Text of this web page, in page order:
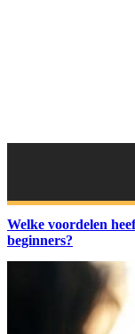
Welke voordelen
beginners?